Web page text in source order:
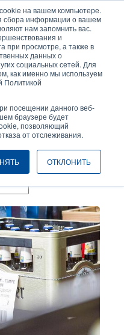
на вашем компьютере.
сбора информации о вашем
нам запомнить вас.
и
при просмотре, а также в
данных о
социальных сетей. Для
как именно мы используем
Политикой
посещении данного веб-
браузере будет
позволяющий
от отслеживания.
ОТКЛОНИТЬ
User
account
menu
User
Селектор изделий
Связаться с отделом продаж